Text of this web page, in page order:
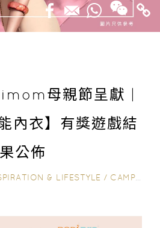
母親節呈獻 |
內衣】有獎遊戲結
果公佈
& LIFESTYLE / CAMPAIGN WINNERS